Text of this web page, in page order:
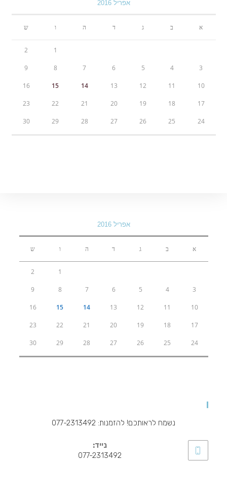
אפריל 2016
א ב ג ד ה ו ש
1
2
3
4
5
6
7
8
9
10
11
12
13
14
15
16
17
18
19
20
21
22
23
24
25
26
27
28
29
30
אפריל 2016
א ב ג ד ה ו ש
1
2
3
4
5
6
7
8
9
10
11
12
13
14
15
16
17
18
19
20
21
22
23
24
25
26
27
28
29
30
נשמח לראותכם! להזמנות: 077-2313492
נייד:
077-2313492